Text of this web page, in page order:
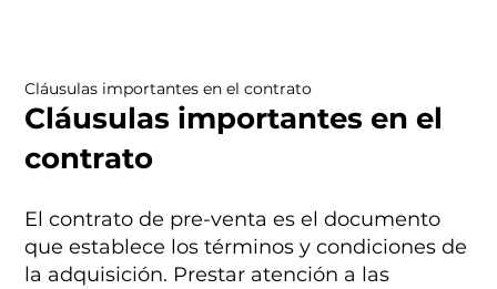
Cláusulas importantes en el contrato
Cláusulas importantes en el
contrato
El contrato de pre-venta es el documento
que establece los términos y condiciones de
la adquisición. Prestar atención a las